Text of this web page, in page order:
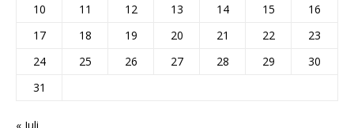
10
11 12 13 14 15
16
17
18 19 20 21 22
23
24
25 26 27 28 29
30
31
« Juli